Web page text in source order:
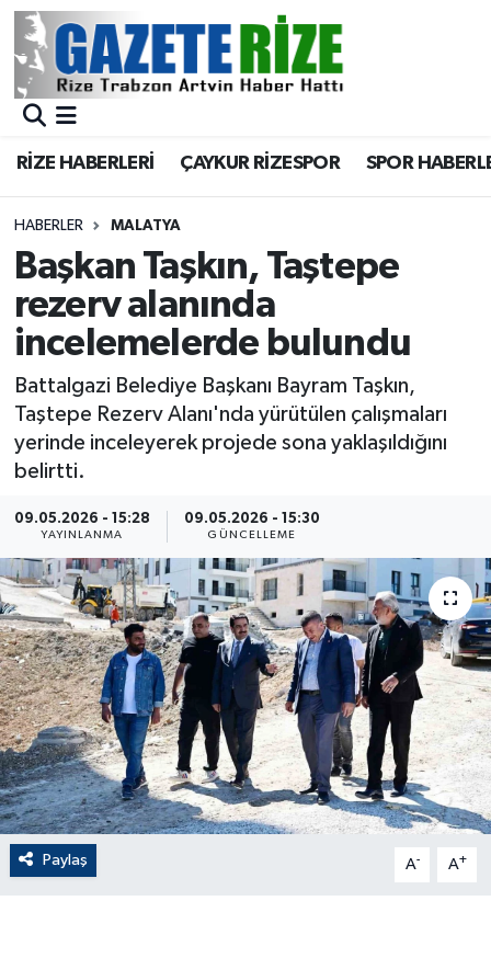
RİZE HABERLERİ ÇAYKUR RİZESPOR SPOR
HABERLER MALATYA
Başkan Taşkın, Taştepe
rezerv alanında
incelemelerde bulundu
Battalgazi Belediye Başkanı Bayram Taşkın,
Taştepe Rezerv Alanı'nda yürütülen çalışmaları
yerinde inceleyerek projede sona yaklaşıldığını
belirtti.
09.05.2026 - 15:28
YAYINLANMA
09.05.2026 - 15:30
GÜNCELLEME
Paylaş A- A+
BÖLGEMİZ
Asayiş
Rize Jandarma Komutanlığı
Bilim Teknoloji
Advertising news
Canlı Maç
ÇEVRE
Dış Haberler
Dünya
EĞİTİM
EKONOMİ
English News
Finans
Merkez Nöbetçi Eczaneler
Merkez Trafik Yoğunluk Haritası
Süper Lig Puan Durumu ve Fikstür
Tüm Manşetler
Haber Arşivi